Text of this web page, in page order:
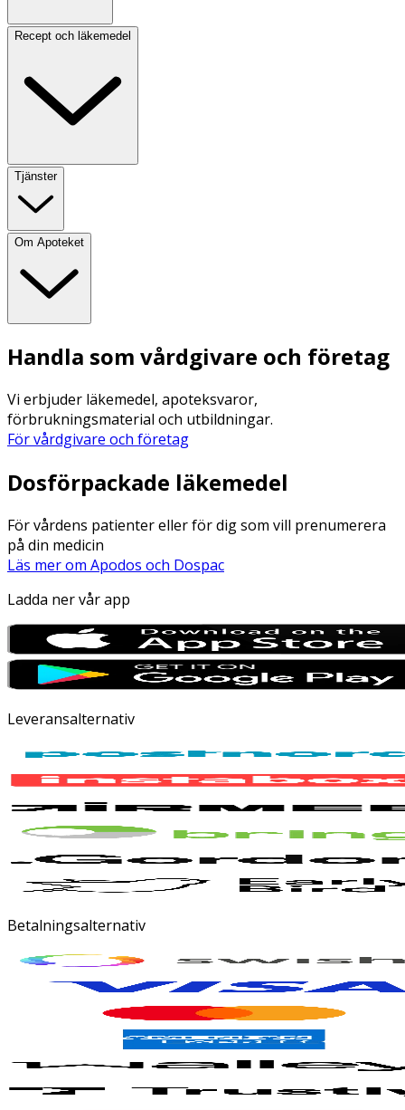
Recept och läkemedel
Tjänster
Om Apoteket
Handla som vårdgivare och företag
Vi erbjuder läkemedel, apoteksvaror,
förbrukningsmaterial och utbildningar.
För vårdgivare och företag
Dosförpackade läkemedel
För vårdens patienter eller för dig som vill prenumerera
på din medicin
Läs mer om Apodos och Dospac
Ladda ner vår app
Leveransalternativ
Betalningsalternativ